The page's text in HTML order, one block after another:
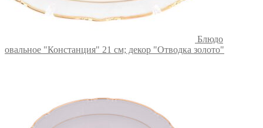
Блюдо
овальное "Констанция" 21 см; декор "Отводка золото"